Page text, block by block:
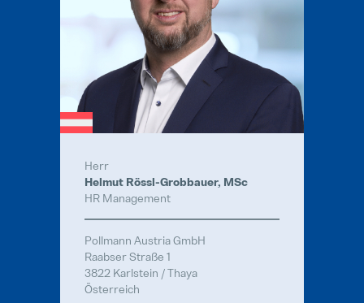
Vollzeit
Internal Sales Calculation (M/W/D)
Vollzeit
Produktionstechniker (M/W/D)
Vollzeit
Projektleiter / Project Manager
Vollzeit
SAP Modulbetreuung /
Herr
Helmut Rössl-Grobbauer, MSc
HR Management
Pollmann Austria GmbH
Raabser Straße 1
3822 Karlstein / Thaya
Österreich